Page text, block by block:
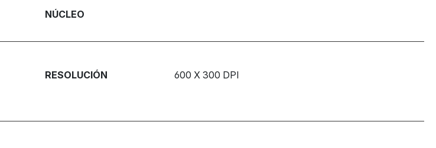
NÚCLEO
RESOLUCIÓN 600 X 300 DPI